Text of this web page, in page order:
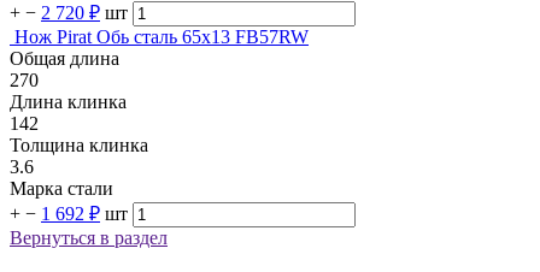
+ − 2 720 ₽ шт
Нож Pirat Обь сталь 65х13 FB57RW
Общая длина
270
Длина клинка
142
Толщина клинка
3.6
Марка стали
+ − 1 692 ₽ шт
Вернуться в раздел